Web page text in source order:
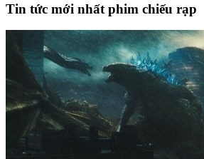
Tin tức mới nhất phim chiếu rạp